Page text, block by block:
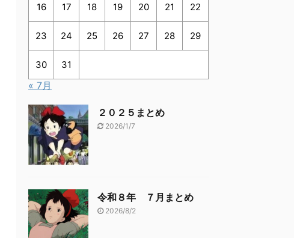
16 17 18 19 20 21 22
23 24 25 26 27 28 29
30 31
« 7月
２０２５まとめ
2026/1/7
令和８年 ７月まとめ
2026/8/2